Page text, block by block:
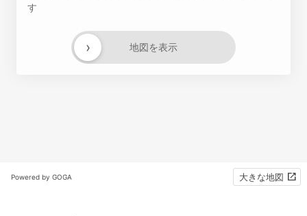
す
地図を表示
›
Powered by GOGA 大きな地図